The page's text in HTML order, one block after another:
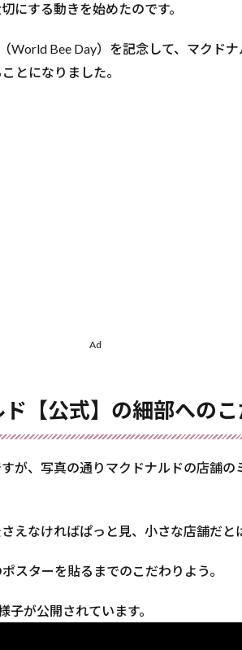
にする動きを始めたのです。
World Bee Day）を記念して、マクド
とになりました。
Ad
【公式】の細部への
が、写真の通りマクドナルドの店舗の
えなければぱっと見、小さな店舗だと
スターを貼るまでのこだわりよう。
子が公開されています。